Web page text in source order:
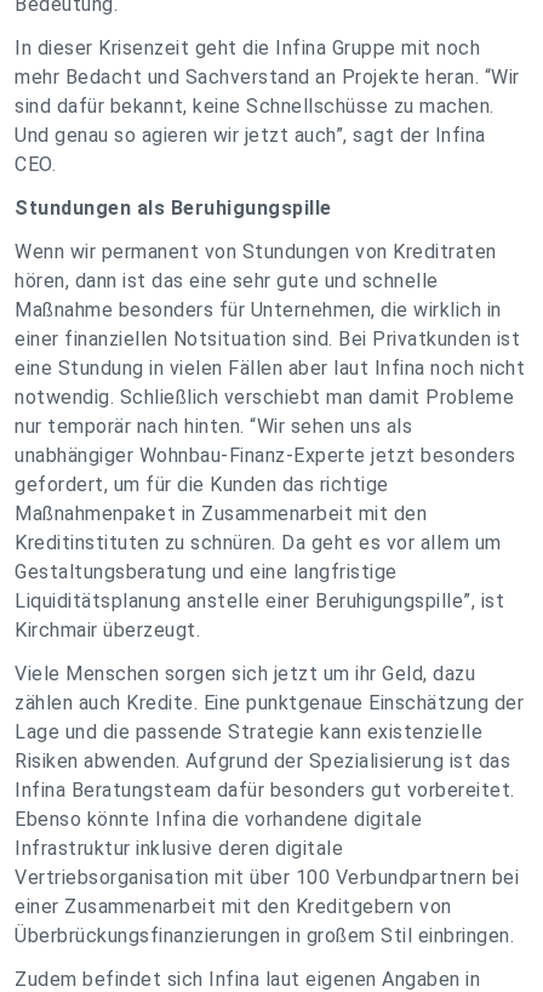
In dieser Krisenzeit geht die Infina Gruppe mit noch
mehr Bedacht und Sachverstand an Projekte heran. “Wir
sind dafür bekannt, keine Schnellschüsse zu machen.
Und genau so agieren wir jetzt auch”, sagt der Infina
CEO.
Stundungen als Beruhigungspille
Wenn wir permanent von Stundungen von Kreditraten
hören, dann ist das eine sehr gute und schnelle
Maßnahme besonders für Unternehmen, die wirklich in
einer finanziellen Notsituation sind. Bei Privatkunden ist
eine Stundung in vielen Fällen aber laut Infina noch nicht
notwendig. Schließlich verschiebt man damit Probleme
nur temporär nach hinten. “Wir sehen uns als
unabhängiger Wohnbau-Finanz-Experte jetzt besonders
gefordert, um für die Kunden das richtige
Maßnahmenpaket in Zusammenarbeit mit den
Kreditinstituten zu schnüren. Da geht es vor allem um
Gestaltungsberatung und eine langfristige
Liquiditätsplanung anstelle einer Beruhigungspille”, ist
Kirchmair überzeugt.
Viele Menschen sorgen sich jetzt um ihr Geld, dazu
zählen auch Kredite. Eine punktgenaue Einschätzung der
Lage und die passende Strategie kann existenzielle
Risiken abwenden. Aufgrund der Spezialisierung ist das
Infina Beratungsteam dafür besonders gut vorbereitet.
Ebenso könnte Infina die vorhandene digitale
Infrastruktur inklusive deren digitale
Vertriebsorganisation mit über 100 Verbundpartnern bei
einer Zusammenarbeit mit den Kreditgebern von
Überbrückungsfinanzierungen in großem Stil einbringen.
Zudem befindet sich Infina laut eigenen Angaben in